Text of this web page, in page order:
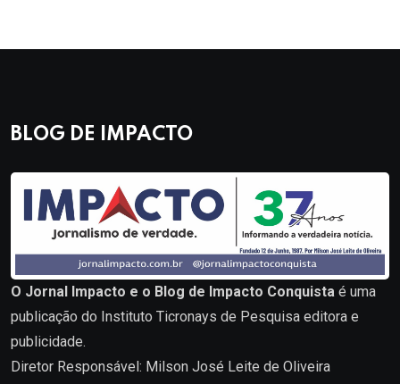
BLOG DE IMPACTO
O Jornal Impacto e o Blog de Impacto Conquista é uma
publicação do Instituto Ticronays de Pesquisa editora e
publicidade.
Diretor Responsável: Milson José Leite de Oliveira